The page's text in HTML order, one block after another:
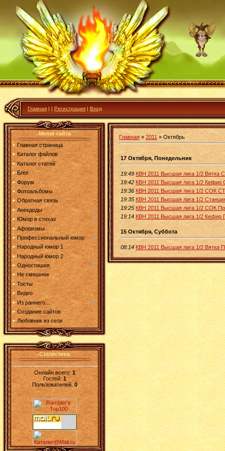
Главная | | Регистрация | Вход
Меню сайта
Главная страница
Каталог файлов
Каталог статей
Блог
Форум
Фотоальбомы
Обратная связь
Анекдоды
Юмор в стихах
Афоризмы
Профессиональный юмор
Народный юмор 1
Народный юмор 2
Одностишия
Не смешное
Тосты
Видео
Из раннего...
Создание сайтов
Любовник из сети
Статистика
Онлайн всего:1
Гостей:1
Пользователей: 0
Главная » 2011 » Октябрь
17 Октября, Понедельник
19:49 КВН 2011 Высшая лига 1/2 Вятка
19:42 КВН 2011 Высшая лига 1/2
19:36 КВН 2011 Высшая лига 1/2 СОК
19:35 КВН 2011 Высшая лига 1/2
19:25 КВН 2011 Высшая лига 1/2 СОК
19:14 КВН 2011 Высшая лига 1/2 Кефир
15 Октября, Суббота
08:14 КВН 2011 Высшая лига 1/2 Вятка